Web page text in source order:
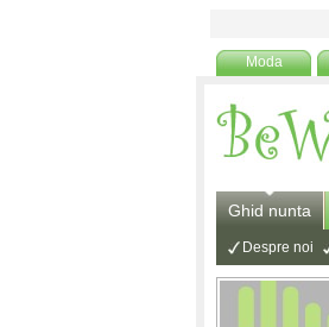
Moda
Ghid nunta
Despre noi